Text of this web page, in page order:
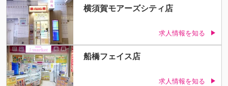
横須賀モアーズシティ店
求人情報を知る
船橋フェイス店
求人情報を知る